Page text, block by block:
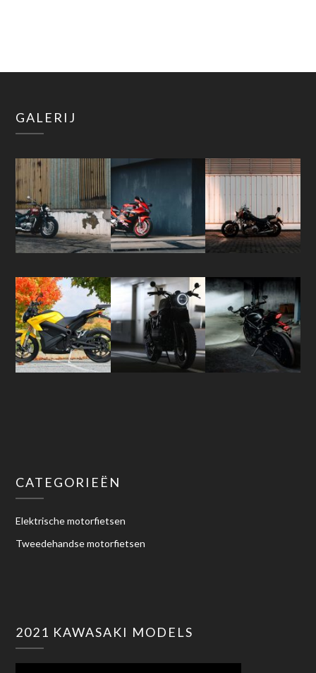
GALERIJ
CATEGORIEËN
Elektrische motorfietsen
Tweedehandse motorfietsen
2021 KAWASAKI MODELS